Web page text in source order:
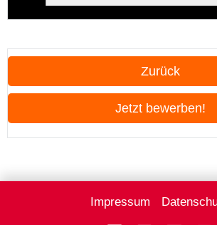
Zurück
Jetzt bewerben!
Impressum